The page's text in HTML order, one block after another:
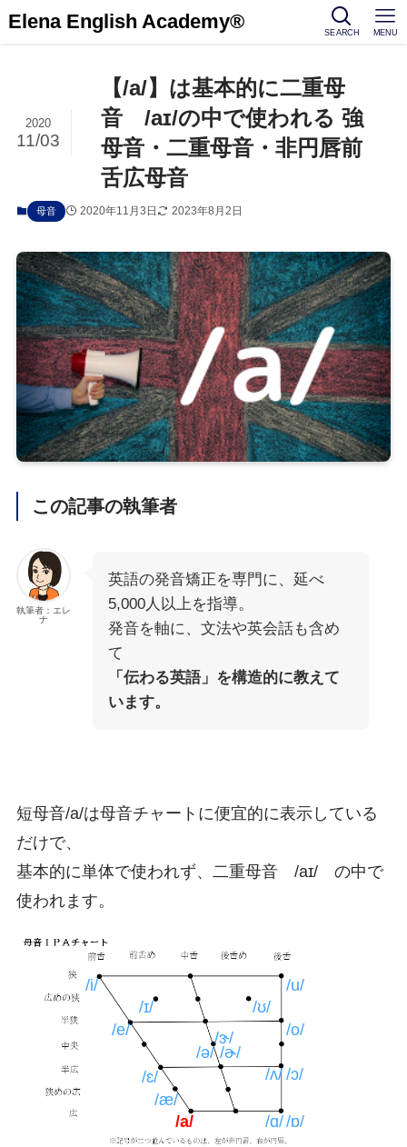
Elena English Academy® SEARCH MENU
【/a/】は基本的に二重母
音 /aɪ/の中で使われる 強
母音・二重母音・非円唇前
舌広母音
2020
11/03
母音 2020年11月3日 2023年8月2日
この記事の執筆者
執筆者：エレ
ナ
英語の発音矯正を専門に、延べ
5,000人以上を指導。
発音を軸に、文法や英会話も含め
て
「伝わる英語」を構造的に教えて
います。
短母音/a/は母音チャートに便宜的に表示している
だけで、
基本的に単体で使われず、二重母音 /aɪ/ の中で
使われます。
/i/
/ɪ/
/ɛ/
/æ/
/ə/
/u/
/ʊ/
/ɔ/
/ʌ/
/ɑ/
/e/
/a/
/o/
/ɒ/
/ɚ/
/ɝ/